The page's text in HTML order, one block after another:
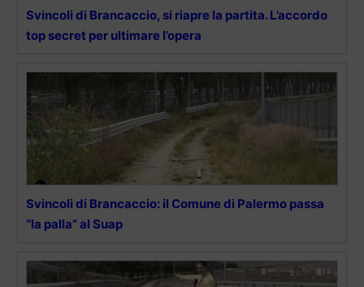
Svincoli di Brancaccio, si riapre la partita. L’accordo
top secret per ultimare l’opera
Svincoli di Brancaccio: il Comune di Palermo passa
“la palla” al Suap